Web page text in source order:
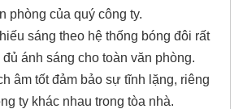
phòng của quý công ty.
sáng theo hệ thống bóng đôi rất
ánh sáng cho toàn văn phòng.
âm tốt đảm bảo sự tĩnh lặng, riêng
ty khác nhau trong tòa nhà.